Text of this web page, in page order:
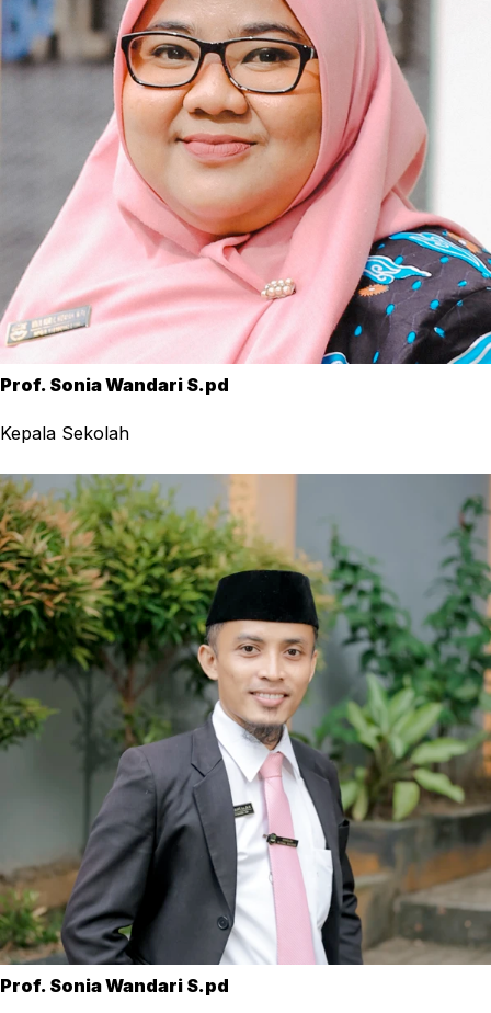
Prof. Sonia Wandari S.pd
Kepala Sekolah
Prof. Sonia Wandari S.pd